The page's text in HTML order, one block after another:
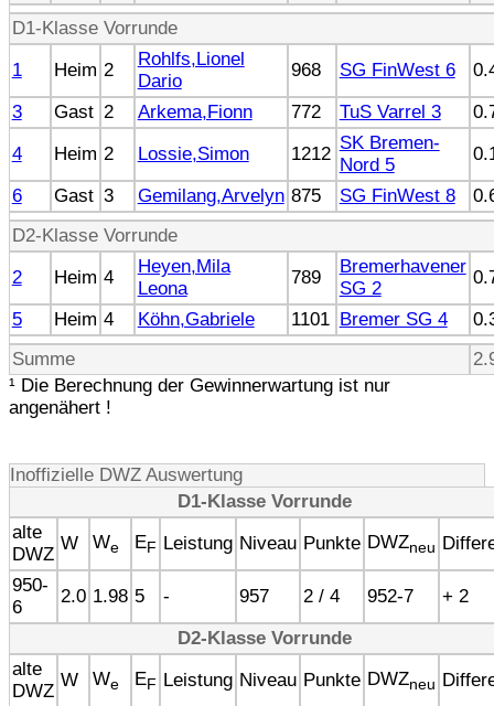
D1-Klasse Vorrunde
1
Heim 2
Rohlfs,Lionel
Dario
968 SG FinWest 6
3
Gast 2 Arkema,Fionn 772 TuS Varrel 3
4
Heim 2 Lossie,Simon 1212
SK Bremen-
Nord 5
6
Gast 3 Gemilang,Arvelyn 875 SG FinWest 8
D2-Klasse Vorrunde
2
Heim 4
Heyen,Mila
Leona
789
Bremerhavener
SG 2
5
Heim 4 Köhn,Gabriele 1101 Bremer SG 4
Summe
¹ Die Berechnung der Gewinnerwartung ist nur
angenähert !
Inoffizielle DWZ Auswertung
D1-Klasse Vorrunde
alte
DWZ
W We EF Leistung Niveau Punkte DWZneu
950-
6
2.0 1.98 5 - 957 2 / 4 952-7
+ 2
D2-Klasse Vorrunde
alte
DWZ
W We EF Leistung Niveau Punkte DWZneu